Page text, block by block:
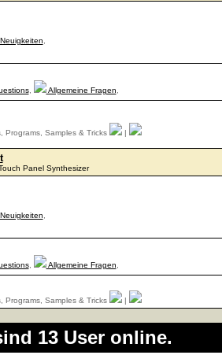
, Allgemeine Fragen
Programs, Samples & Tricks |
Panel Synthesizer
, Allgemeine Fragen
Programs, Samples & Tricks |
13 User online.